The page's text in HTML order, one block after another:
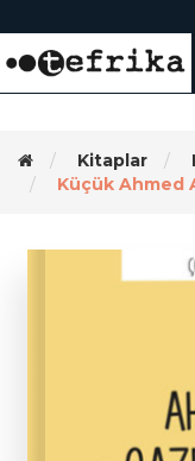
Kitaplar
Küçük Ahmed